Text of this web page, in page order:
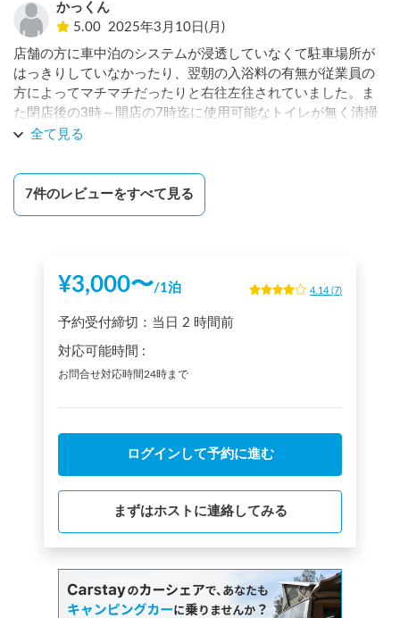
かっくん
5.00 2025年3月10日(月)
店舗の方に車中泊のシステムが浸透していなくて駐車場所が
はっきりしていなかったり、翌朝の入浴料の有無が従業員の
方によってマチマチだったりと右往左往されていました。ま
た閉店後の3時～開店の7時迄に使用可能なトイレが無く清掃
中の館内のトイレの使用も叶わず非常に困りました。入浴施
は思いますが未だ未だ課題が多いと感じました。
全て見る
7件のレビューをすべて見る
¥3,000〜/1泊 4.14 (7)
予約受付締切： 当日 2 時間前
対応可能時間 :
お問合せ対応時間24時まで
ログインして予約に進む
まずはホストに連絡してみる